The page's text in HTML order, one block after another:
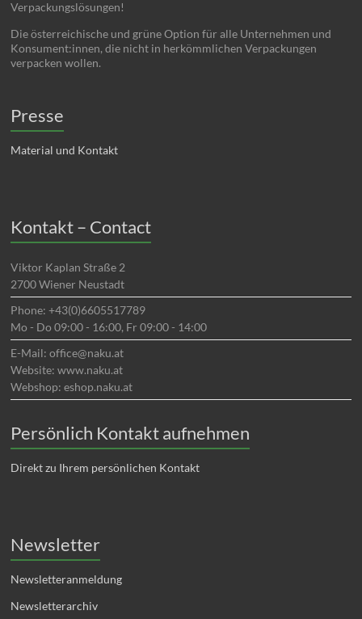
Verpackungslösungen!
Die österreichische und grüne Option für alle Unternehmen und
Konsument:innen, die nicht in herkömmlichen Verpackungen
verpacken wollen.
Presse
Material und Kontakt
Kontakt – Contact
Viktor Kaplan Straße 2
2700 Wiener Neustadt
Phone: +43(0)6605517789
Mo - Do 09:00 - 16:00, Fr 09:00 - 14:00
E-Mail: office@naku.at
Website: www.naku.at
Webshop: eshop.naku.at
Persönlich Kontakt aufnehmen
Direkt zu Ihrem persönlichen Kontakt
Newsletter
Newsletteranmeldung
Newsletterarchiv